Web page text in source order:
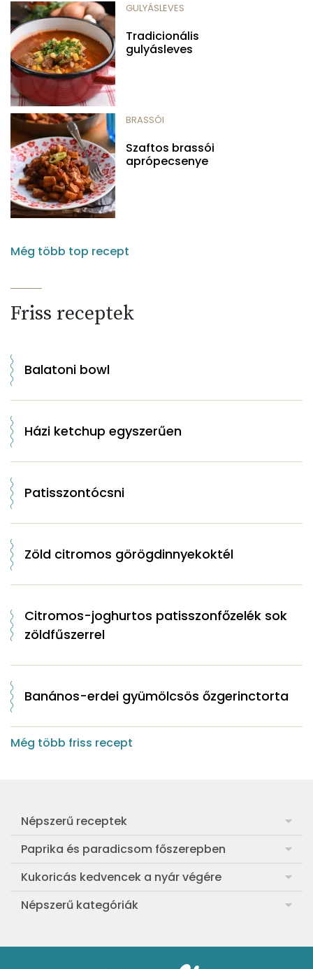
GULYÁSLEVES
Tradicionális
gulyásleves
BRASSÓI
Szaftos brassói
aprópecsenye
Még több top recept
Friss receptek
Balatoni bowl
Házi ketchup egyszerűen
Patisszontócsni
Zöld citromos görögdinnyekoktél
Citromos-joghurtos patisszonfőzelék sok
zöldfűszerrel
Banános-erdei gyümölcsös őzgerinctorta
Még több friss recept
Népszerű receptek
Frankfurti leves
Egyszerű muffin
Aranygaluska
Egyszerű krumplifőzelék
Paprika és paradicsom főszerepben
Pan con Tomate
Paradicsom és paprika eltevése télre
Paradicsomos húsgombóc
Kukoricás kedvencek a nyár végére
Legfinomabb főtt kukorica
Bang bang kukorica
Népszerű kategóriák